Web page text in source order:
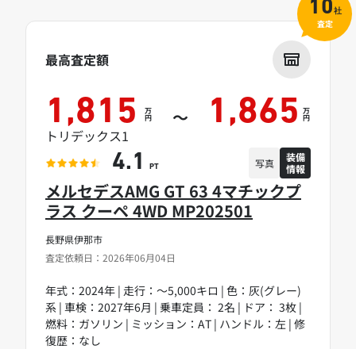
長野県伊那市
査定依頼日：2026年06月04日
メルセデスAMG GT 63 4マチックプ
ラス クーペ 4WD MP202501
年式：2024年 | 走行：～5,000キロ | 色：灰(グレー)
系 | 車検：2027年6月 | 乗車定員： 2名 | ドア： 3枚 |
燃料：ガソリン | ミッション：AT | ハンドル：左 | 修
復歴：なし
最高査定額
1,815 万
円 ～ 1,865 万
円
トリデックス1
4.1 PT 写真
装備
情報
10社
査定